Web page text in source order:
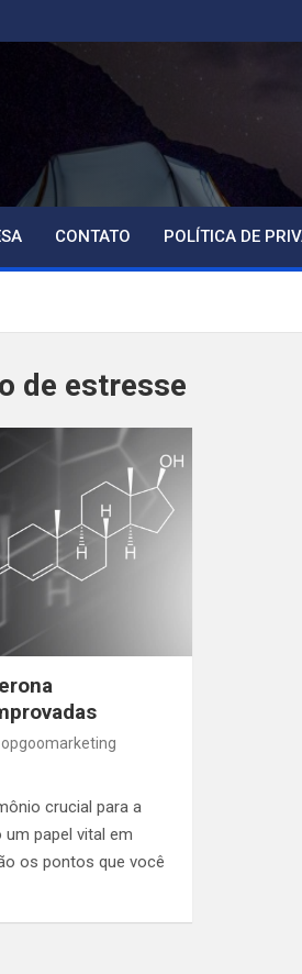
CONTATO POLÍTICA DE
de estresse
crucial para a
um papel vital em
os pontos que você